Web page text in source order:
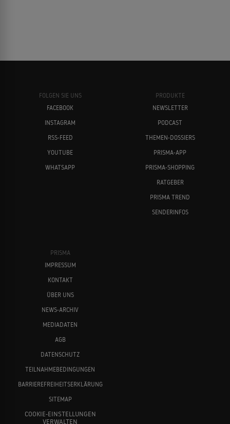
FOLGEN SIE UNS
FACEBOOK
INSTAGRAM
RSS-FEED
YOUTUBE
WHATSAPP
PRODUKTE
NEWSLETTER
PODCAST
THEMEN-DOSSIERS
PRISMA-APP
PRISMA-SHOPPING
RATGEBER
PRISMA TREND
SENDERINFOS
PRISMA
IMPRESSUM
KONTAKT
ÜBER UNS
NEWS-ARCHIV
MEDIADATEN
AGB
DATENSCHUTZ
TEILNAHMEBEDINGUNGEN
BARRIEREFREIHEITSERKLÄRUNG
SITEMAP
COOKIE-EINSTELLUNGEN
VERWALTEN